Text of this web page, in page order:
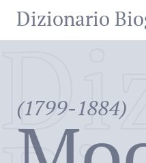
Dizionario
(1799-1884)